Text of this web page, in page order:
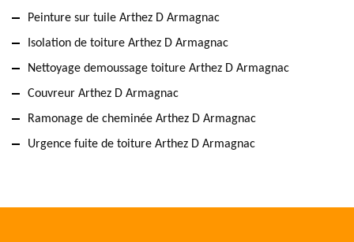
Peinture sur tuile Arthez D Armagnac
Isolation de toiture Arthez D Armagnac
Nettoyage demoussage toiture Arthez D Armagnac
Couvreur Arthez D Armagnac
Ramonage de cheminée Arthez D Armagnac
Urgence fuite de toiture Arthez D Armagnac